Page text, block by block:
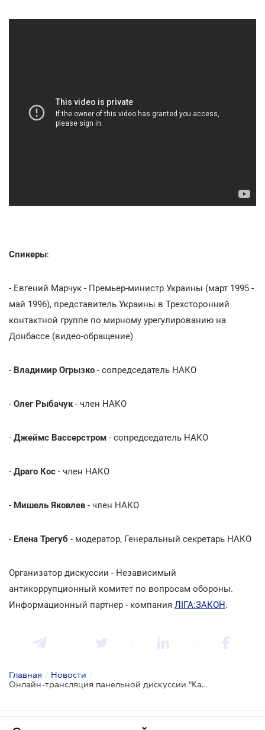
Спикеры:
- Евгений Марчук - Премьер-министр Украины (март 1995 -
май 1996), представитель Украины в Трехсторонний
контактной группе по мирному урегулированию на
Донбассе (видео-обращение)
- Владимир Огрызко - сопредседатель НАКО
- Олег Рыбачук- член НАКО
- Джеймс Вассерстром - сопредседатель НАКО
- Драго Кос - член НАКО
- Мишель Яковлев - член НАКО
- Елена Трегуб - модератор, Генеральный секретарь НАКО
Организатор дискуссии - Независимый
антикоррупционный комитет по вопросам обороны.
Информационный партнер - компания ЛІГА:ЗАКОН.
Главная / Новости /
Онлайн-трансляция панельной дискуссии "Как кандидаты в Президенты планируют решать наиболее актуальные коррупционные вызовы в оборонном секторе?"